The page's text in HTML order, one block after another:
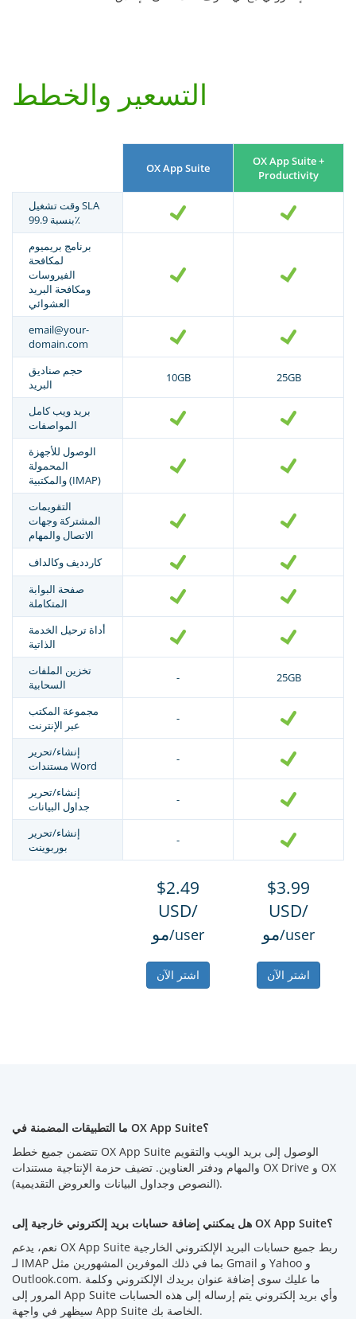
التسعير والخطط
OX App Suite
OX App Suite +
Productivity
وقت تشغيل SLA
بنسبة 99.9٪
برنامج بريميوم
لمكافحة
الفيروسات
ومكافحة البريد
العشوائي
email@your-
domain.com
حجم صناديق
البريد
10GB 25GB
بريد ويب كامل
المواصفات
الوصول للأجهزة
المحمولة
والمكتبية (IMAP)
التقويمات
المشتركة وجهات
الاتصال والمهام
كاردديف وكالداف
صفحة البوابة
المتكاملة
أداة ترحيل الخدمة
الذاتية
تخزين الملفات
السحابية
- 25GB
مجموعة المكتب
عبر الإنترنت
-
إنشاء/تحرير
مستندات Word
-
إنشاء/تحرير
جداول البيانات
-
إنشاء/تحرير
بوربوينت
-
$2.49
USD/
مو/user
اشتر الآن
$3.99
USD/
مو/user
اشتر الآن
ما التطبيقات المضمنة في OX App Suite؟
تتضمن جميع خطط OX App Suite الوصول إلى بريد الويب والتقويم
والمهام ودفتر العناوين. تضيف حزمة الإنتاجية مستندات OX Drive و OX
(النصوص وجداول البيانات والعروض التقديمية).
هل يمكنني إضافة حسابات بريد إلكتروني خارجية إلى OX App Suite؟
نعم، يدعم OX App Suite ربط جميع حسابات البريد الإلكتروني الخارجية
لـ IMAP بما في ذلك الموفرين المشهورين مثل Gmail و Yahoo و
Outlook.com. ما عليك سوى إضافة عنوان بريدك الإلكتروني وكلمة
المرور إلى App Suite وأي بريد إلكتروني يتم إرساله إلى هذه الحسابات
سيظهر في واجهة App Suite الخاصة بك.